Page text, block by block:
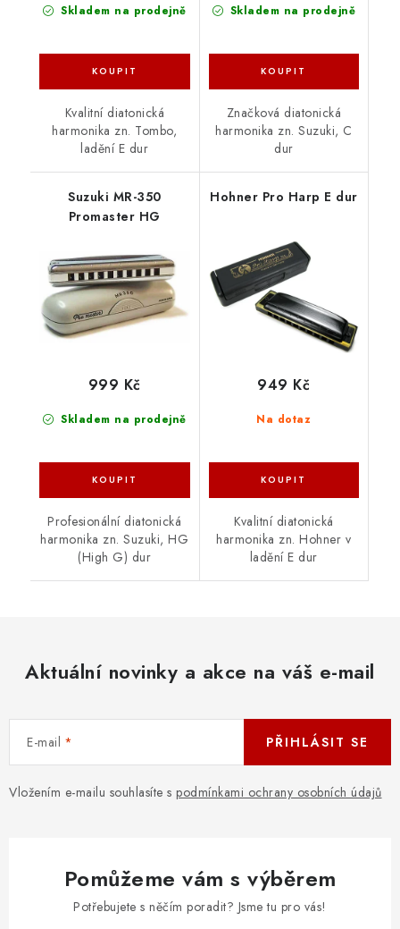
Skladem na prodejně
Kvalitní diatonická
harmonika zn. Tombo,
ladění E dur
Skladem na prodejně
Značková diatonická
harmonika zn. Suzuki, C
dur
Suzuki MR-350
Promaster HG
Skladem na prodejně
999 Kč
Profesionální diatonická
harmonika zn. Suzuki, HG
(High G) dur
Hohner Pro Harp E dur
Na dotaz
949 Kč
Kvalitní diatonická
harmonika zn. Hohner v
ladění E dur
Aktuální novinky a akce na váš e-mail
E-mail
Vložením e-mailu souhlasíte s podmínkami ochrany osobních údajů
PŘIHLÁSIT SE
Pomůžeme vám s výběrem
Potřebujete s něčím poradit? Jsme tu pro vás!